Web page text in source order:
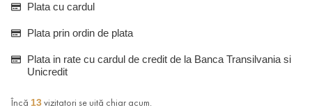
Plata cu cardul
Plata prin ordin de plata
Plata in rate cu cardul de credit de la Banca Transilvania si
Unicredit
Încă 13vizitatori se uită chiar acum.